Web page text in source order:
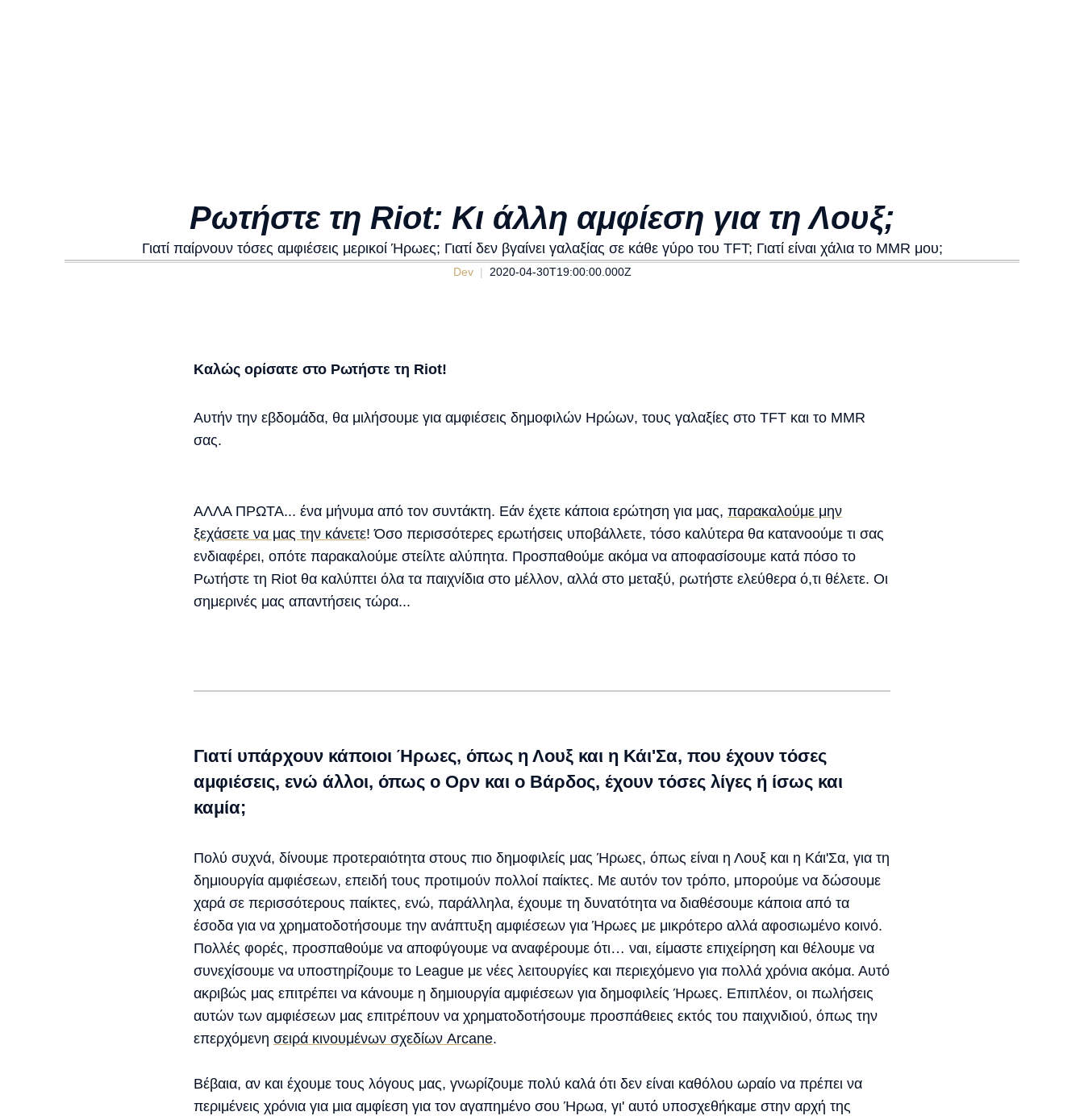
Ρωτήστε τη Riot: Κι άλλη αμφίεση για τη Λουξ;
Γιατί παίρνουν τόσες αμφιέσεις μερικοί Ήρωες; Γιατί δεν βγαίνει γαλαξίας σε κάθε γύρο του TFT; Γιατί είναι χάλια το MMR μου;
Dev 2020-04-30T19:00:00.000Z
Καλώς ορίσατε στο Ρωτήστε τη Riot!
Αυτήν την εβδομάδα, θα μιλήσουμε για αμφιέσεις δημοφιλών Ηρώων, τους γαλαξίες στο TFT και το MMR
σας.
ΑΛΛΑ ΠΡΩΤΑ... ένα μήνυμα από τον συντάκτη. Εάν έχετε κάποια ερώτηση για μας, παρακαλούμε μην
ξεχάσετε να μας την κάνετε! Όσο περισσότερες ερωτήσεις υποβάλλετε, τόσο καλύτερα θα κατανοούμε τι σας
ενδιαφέρει, οπότε παρακαλούμε στείλτε αλύπητα. Προσπαθούμε ακόμα να αποφασίσουμε κατά πόσο το
Ρωτήστε τη Riot θα καλύπτει όλα τα παιχνίδια στο μέλλον, αλλά στο μεταξύ, ρωτήστε ελεύθερα ό,τι θέλετε. Οι
σημερινές μας απαντήσεις τώρα...
Γιατί υπάρχουν κάποιοι Ήρωες, όπως η Λουξ και η Κάι'Σα, που έχουν τόσες
αμφιέσεις, ενώ άλλοι, όπως ο Ορν και ο Βάρδος, έχουν τόσες λίγες ή ίσως και
καμία;
Πολύ συχνά, δίνουμε προτεραιότητα στους πιο δημοφιλείς μας Ήρωες, όπως είναι η Λουξ και η Κάι'Σα, για τη
δημιουργία αμφιέσεων, επειδή τους προτιμούν πολλοί παίκτες. Με αυτόν τον τρόπο, μπορούμε να δώσουμε
χαρά σε περισσότερους παίκτες, ενώ, παράλληλα, έχουμε τη δυνατότητα να διαθέσουμε κάποια από τα
έσοδα για να χρηματοδοτήσουμε την ανάπτυξη αμφιέσεων για Ήρωες με μικρότερο αλλά αφοσιωμένο κοινό.
Πολλές φορές, προσπαθούμε να αποφύγουμε να αναφέρουμε ότι… ναι, είμαστε επιχείρηση και θέλουμε να
συνεχίσουμε να υποστηρίζουμε το League με νέες λειτουργίες και περιεχόμενο για πολλά χρόνια ακόμα. Αυτό
ακριβώς μας επιτρέπει να κάνουμε η δημιουργία αμφιέσεων για δημοφιλείς Ήρωες. Επιπλέον, οι πωλήσεις
αυτών των αμφιέσεων μας επιτρέπουν να χρηματοδοτήσουμε προσπάθειες εκτός του παιχνιδιού, όπως την
επερχόμενη σειρά κινουμένων σχεδίων Arcane.
Βέβαια, αν και έχουμε τους λόγους μας, γνωρίζουμε πολύ καλά ότι δεν είναι καθόλου ωραίο να πρέπει να
περιμένεις χρόνια για μια αμφίεση για τον αγαπημένο σου Ήρωα, γι' αυτό υποσχεθήκαμε στην αρχή της